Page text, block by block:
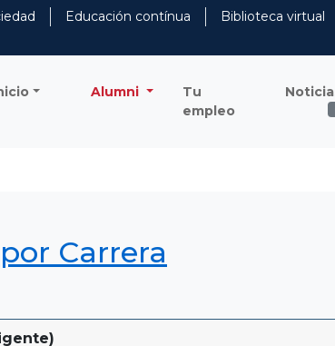
Educación contínua
Biblioteca virtual
Alumni
Tu
empleo
Carrera